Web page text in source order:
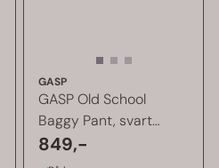
GASP
GASP Old School
Baggy Pant, svart
treningsbukse
849,-